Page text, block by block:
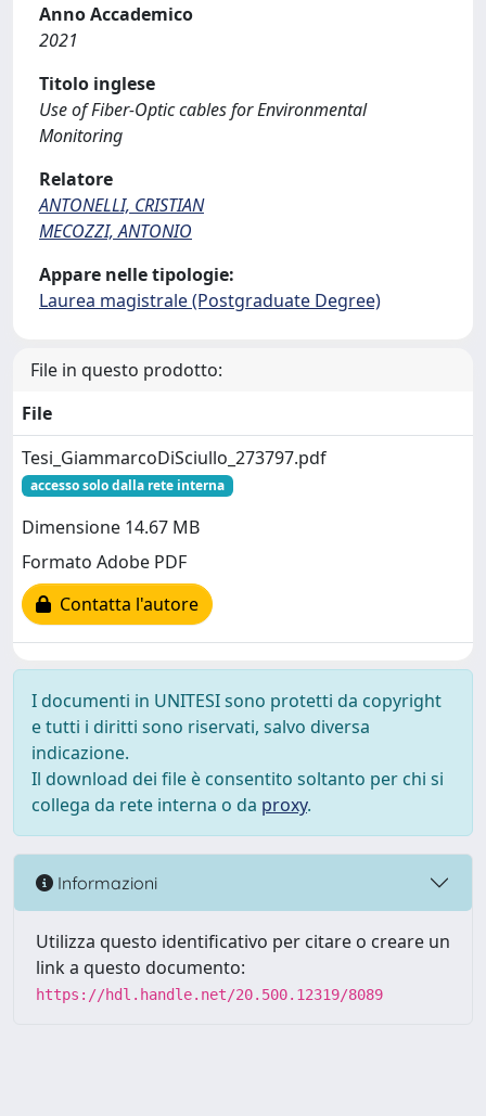
Anno Accademico
2021
Titolo inglese
Use of Fiber-Optic cables for Environmental
Monitoring
Relatore
ANTONELLI, CRISTIAN
MECOZZI, ANTONIO
Appare nelle tipologie:
Laurea magistrale (Postgraduate Degree)
File in questo prodotto:
File
Tesi_GiammarcoDiSciullo_273797.pdf
accesso solo dalla rete interna
Dimensione 14.67 MB
Formato Adobe PDF
Contatta l'autore
I documenti in UNITESI sono protetti da copyright
e tutti i diritti sono riservati, salvo diversa
indicazione.
Il download dei file è consentito soltanto per chi si
collega da rete interna o da proxy.
Informazioni
Utilizza questo identificativo per citare o creare un
link a questo documento:
https://hdl.handle.net/20.500.12319/8089